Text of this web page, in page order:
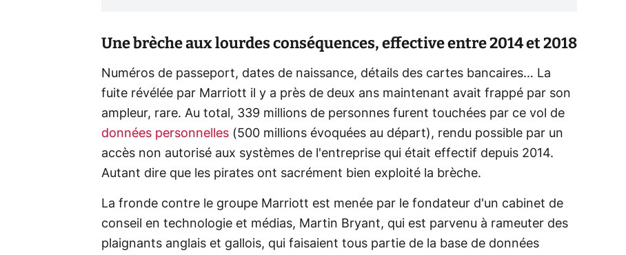
Une brèche aux lourdes conséquences, effective entre 2014 et 2018
Numéros de passeport, dates de naissance, détails des cartes bancaires… La
fuite révélée par Marriott il y a près de deux ans maintenant avait frappé par son
ampleur, rare. Au total, 339 millions de personnes furent touchées par ce vol de
données personnelles (500 millions évoquées au départ), rendu possible par un
accès non autorisé aux systèmes de l'entreprise qui était effectif depuis 2014.
Autant dire que les pirates ont sacrément bien exploité la brèche.
La fronde contre le groupe Marriott est menée par le fondateur d'un cabinet de
conseil en technologie et médias, Martin Bryant, qui est parvenu à rameuter des
plaignants anglais et gallois, qui faisaient tous partie de la base de données